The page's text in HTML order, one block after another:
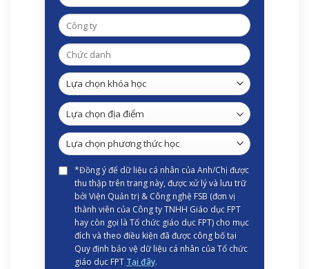
*Đồng ý để dữ liệu cá nhân của Anh/Chị được
thu thập trên trang này, được xử lý và lưu trữ
bởi Viện Quản trị & Công nghệ FSB (đơn vị
thành viên của Công ty TNHH Giáo dục FPT
hay còn gọi là Tổ chức giáo dục FPT) cho mục
đích và theo điều kiện đã được công bố tại
Quy định bảo vệ dữ liệu cá nhân của Tổ chức
giáo dục FPT Tại đây.